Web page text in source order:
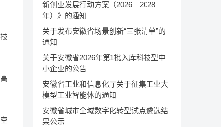
新创业发展行动方案（2026—2028
年）》的通知
关于发布安徽省场景创新“三张清单”的
通知
关于安徽省2026年第1批入库科技型中
小企业的公告
安徽省工业和信息化厅关于征集工业大
模型工业智能体的通知
安徽省城市全域数字化转型试点遴选结
果公示